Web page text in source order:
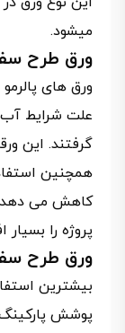
میشود.
ورق طرح
ورق های پالرمو
علت شرایط آب
گرفتند. این
همچنین
کاهش می دهد.
پروژه را
ورق طرح
بیشترین
پوشش